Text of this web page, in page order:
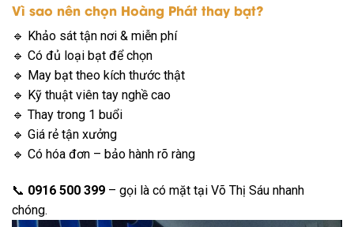
Vì sao nên chọn Hoàng Phát thay bạt?
🔹 Khảo sát tận nơi & miễn phí
🔹 Có đủ loại bạt để chọn
🔹 May bạt theo kích thước thật
🔹 Kỹ thuật viên tay nghề cao
🔹 Thay trong 1 buổi
🔹 Giá rẻ tận xưởng
🔹 Có hóa đơn – bảo hành rõ ràng
📞 0916 500 399 – gọi là có mặt tại Võ Thị Sáu nhanh
chóng.